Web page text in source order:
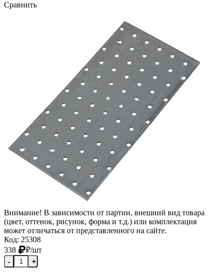
Сравнить
Внимание! В зависимости от партии, внешний вид товара
(цвет, оттенок, рисунок, форма и т.д.) или комплектация
может отличаться от представленного на сайте.
Код: 25308
338
₽/шт
- +